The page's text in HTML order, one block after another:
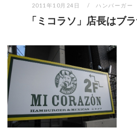
2011年10月24日 ハンバーガー
「ミコラソ」店長はブ